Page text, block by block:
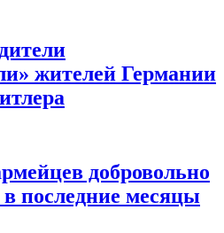
жителей Германии
добровольно
в последние месяцы